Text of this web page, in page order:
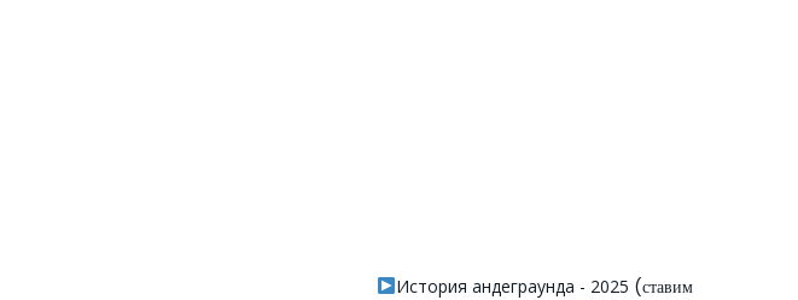
История андеграунда - 2025 (ставим